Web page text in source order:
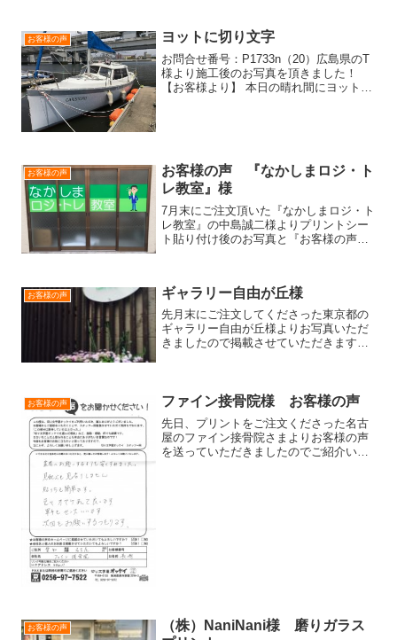
うございました。看板は正に「顔」です
から、どこの会社に頼もう...
お客様の声 ヨットに切り文字
お問合せ番号：P1733n（20）広島県のT
様より施工後のお写真を頂きました！
【お客様より】 本日の晴れ間にヨットに
お客様の声
お客様の声 『なかしまロジ・ト
レ教室』様
7月末にご注文頂いた『なかしまロジ・ト
レ教室』の中島誠二様よりプリントシー
ト貼り付け後のお写真と『お客様の声』
お客様の声 ギャラリー自由が丘様
先月末にご注文してくださった東京都の
ギャラリー自由が丘様よりお写真いただ
きましたので掲載させていただきます＾
ルの２プレートはとっても綺...
お客様の声 ファイン接骨院様 お客様の声
先日、プリントをご注文くださった名古
屋のファイン接骨院さまよりお客様の声
を送っていただきましたのでご紹介いた
お客様の声
（株）NaniNani様 磨りガラス